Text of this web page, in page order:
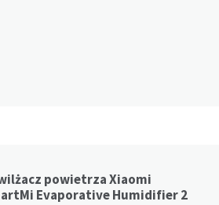
powietrza Xiaomi
Evaporative Humidifier 2